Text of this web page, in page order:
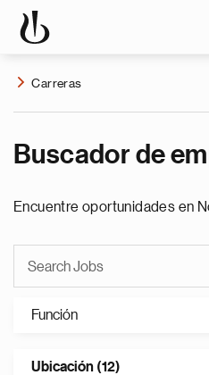
Carreras
Buscador de
Encuentre oportunidades en
Función
Ubicación (12)